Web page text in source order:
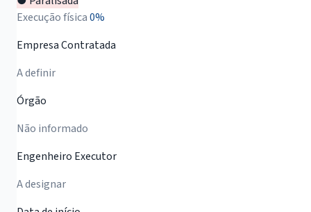
Execução física0%
Empresa Contratada
A definir
Órgão
Não informado
Engenheiro Executor
A designar